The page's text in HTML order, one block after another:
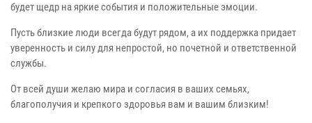
будет щедр на яркие события и положительные эмоции.
Пусть близкие люди всегда будут рядом, а их поддержка придает
уверенность и силу для непростой, но почетной и ответственной
службы.
От всей души желаю мира и согласия в ваших семьях,
благополучия и крепкого здоровья вам и вашим близким!